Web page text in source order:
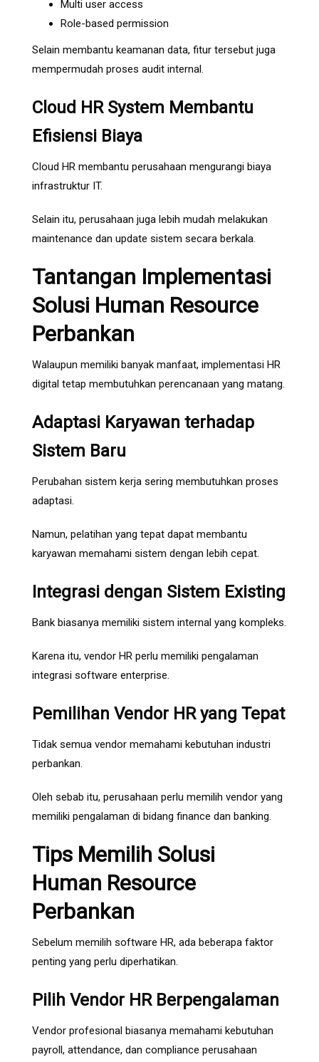
Multi user access
Role-based permission
Selain membantu keamanan data, fitur tersebut juga
mempermudah proses audit internal.
Cloud HR System Membantu
Efisiensi Biaya
Cloud HR membantu perusahaan mengurangi biaya
infrastruktur IT.
Selain itu, perusahaan juga lebih mudah melakukan
maintenance dan update sistem secara berkala.
Tantangan Implementasi
Solusi Human Resource
Perbankan
Walaupun memiliki banyak manfaat, implementasi HR
digital tetap membutuhkan perencanaan yang matang.
Adaptasi Karyawan terhadap
Sistem Baru
Perubahan sistem kerja sering membutuhkan proses
adaptasi.
Namun, pelatihan yang tepat dapat membantu
karyawan memahami sistem dengan lebih cepat.
Integrasi dengan Sistem Existing
Bank biasanya memiliki sistem internal yang kompleks.
Karena itu, vendor HR perlu memiliki pengalaman
integrasi software enterprise.
Pemilihan Vendor HR yang Tepat
Tidak semua vendor memahami kebutuhan industri
perbankan.
Oleh sebab itu, perusahaan perlu memilih vendor yang
memiliki pengalaman di bidang finance dan banking.
Tips Memilih Solusi
Human Resource
Perbankan
Sebelum memilih software HR, ada beberapa faktor
penting yang perlu diperhatikan.
Pilih Vendor HR Berpengalaman
Vendor profesional biasanya memahami kebutuhan
payroll, attendance, dan compliance perusahaan